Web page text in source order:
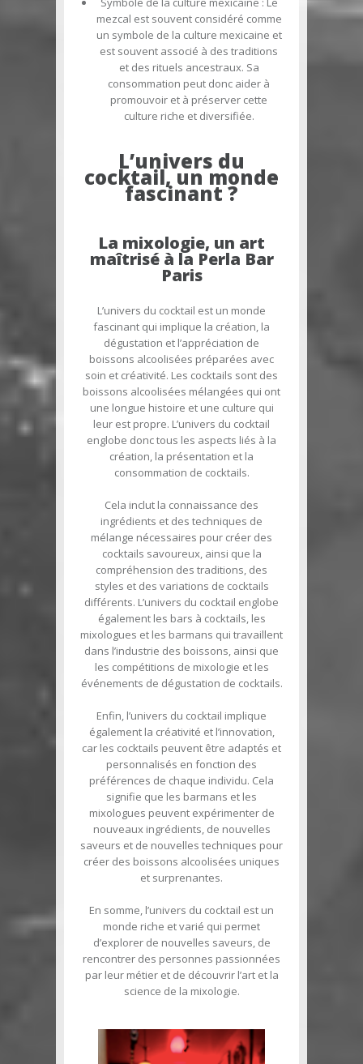
mezcal est souvent considéré comme
un symbole de la culture mexicaine et
est souvent associé à des traditions
et des rituels ancestraux. Sa
consommation peut donc aider à
promouvoir et à préserver cette
culture riche et diversifiée.
L’univers du
cocktail, un monde
fascinant ?
La mixologie, un art
maîtrisé à la Perla Bar
Paris
L’univers du cocktail est un monde
fascinant qui implique la création, la
dégustation et l’appréciation de
boissons alcoolisées préparées avec
soin et créativité. Les cocktails sont des
boissons alcoolisées mélangées qui ont
une longue histoire et une culture qui
leur est propre. L’univers du cocktail
englobe donc tous les aspects liés à la
création, la présentation et la
consommation de cocktails.
Cela inclut la connaissance des
ingrédients et des techniques de
mélange nécessaires pour créer des
cocktails savoureux, ainsi que la
compréhension des traditions, des
styles et des variations de cocktails
différents. L’univers du cocktail englobe
également les bars à cocktails, les
mixologues et les barmans qui travaillent
dans l’industrie des boissons, ainsi que
les compétitions de mixologie et les
événements de dégustation de cocktails.
Enfin, l’univers du cocktail implique
également la créativité et l’innovation,
car les cocktails peuvent être adaptés et
personnalisés en fonction des
préférences de chaque individu. Cela
signifie que les barmans et les
mixologues peuvent expérimenter de
nouveaux ingrédients, de nouvelles
saveurs et de nouvelles techniques pour
créer des boissons alcoolisées uniques
et surprenantes.
En somme, l’univers du cocktail est un
monde riche et varié qui permet
d’explorer de nouvelles saveurs, de
rencontrer des personnes passionnées
par leur métier et de découvrir l’art et la
science de la mixologie.